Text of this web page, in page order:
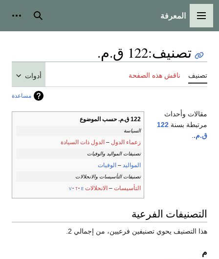
القائمة الرئيسية
المعرفة بحث
تصنيف:122 ق.م.
تصنيف ناقش هذه الصفحة أدوات
مساعدة
122 ق.م. حسب الموضوع
السياسة
زعماء الدول – الدول ذات السيادة
تصنيفات المواليد والوفيات
المواليد – الوفيات
تصنيفات التأسيسات والانحلالات
التأسيسات – الانحلالات v t e
مقالات وأحداث
مرتبطة بسنة 122
ق.م.
التصنيفات الفرعية
هذا التصنيف يحوي تصنيفين فرعيين، من إجمالي 2.
م